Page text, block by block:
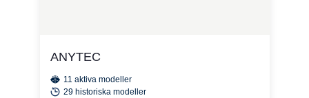
ANYTEC
11 aktiva modeller
29 historiska modeller